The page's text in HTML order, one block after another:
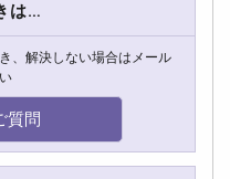
は…
、解決しない場合はメール
質問